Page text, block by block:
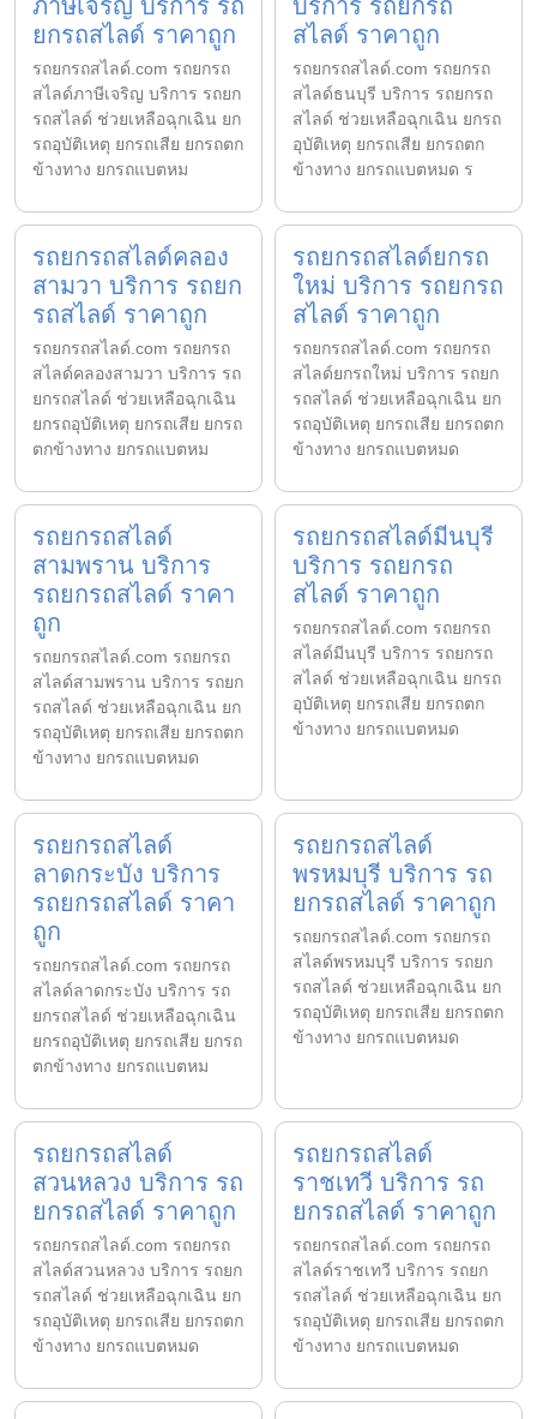
ภาษีเจริญ บริการ รถ
ยกรถสไลด์ ราคาถูก
รถยกรถสไลด์.com รถยกรถ
สไลด์ภาษีเจริญ บริการ รถยก
รถสไลด์ ช่วยเหลือฉุกเฉิน ยก
รถอุบัติเหตุ ยกรถเสีย ยกรถตก
ข้างทาง ยกรถแบตหม
บริการ รถยกรถ
สไลด์ ราคาถูก
รถยกรถสไลด์.com รถยกรถ
สไลด์ธนบุรี บริการ รถยกรถ
สไลด์ ช่วยเหลือฉุกเฉิน ยกรถ
อุบัติเหตุ ยกรถเสีย ยกรถตก
ข้างทาง ยกรถแบตหมด ร
รถยกรถสไลด์คลอง
สามวา บริการ รถยก
รถสไลด์ ราคาถูก
รถยกรถสไลด์.com รถยกรถ
สไลด์คลองสามวา บริการ รถ
ยกรถสไลด์ ช่วยเหลือฉุกเฉิน
ยกรถอุบัติเหตุ ยกรถเสีย ยกรถ
ตกข้างทาง ยกรถแบตหม
รถยกรถสไลด์ยกรถ
ใหม่ บริการ รถยกรถ
สไลด์ ราคาถูก
รถยกรถสไลด์.com รถยกรถ
สไลด์ยกรถใหม่ บริการ รถยก
รถสไลด์ ช่วยเหลือฉุกเฉิน ยก
รถอุบัติเหตุ ยกรถเสีย ยกรถตก
ข้างทาง ยกรถแบตหมด
รถยกรถสไลด์
สามพราน บริการ
รถยกรถสไลด์ ราคา
ถูก
รถยกรถสไลด์.com รถยกรถ
สไลด์สามพราน บริการ รถยก
รถสไลด์ ช่วยเหลือฉุกเฉิน ยก
รถอุบัติเหตุ ยกรถเสีย ยกรถตก
ข้างทาง ยกรถแบตหมด
รถยกรถสไลด์มีนบุรี
บริการ รถยกรถ
สไลด์ ราคาถูก
รถยกรถสไลด์.com รถยกรถ
สไลด์มีนบุรี บริการ รถยกรถ
สไลด์ ช่วยเหลือฉุกเฉิน ยกรถ
อุบัติเหตุ ยกรถเสีย ยกรถตก
ข้างทาง ยกรถแบตหมด
รถยกรถสไลด์
ลาดกระบัง บริการ
รถยกรถสไลด์ ราคา
ถูก
รถยกรถสไลด์.com รถยกรถ
สไลด์ลาดกระบัง บริการ รถ
ยกรถสไลด์ ช่วยเหลือฉุกเฉิน
ยกรถอุบัติเหตุ ยกรถเสีย ยกรถ
ตกข้างทาง ยกรถแบตหม
รถยกรถสไลด์
พรหมบุรี บริการ รถ
ยกรถสไลด์ ราคาถูก
รถยกรถสไลด์.com รถยกรถ
สไลด์พรหมบุรี บริการ รถยก
รถสไลด์ ช่วยเหลือฉุกเฉิน ยก
รถอุบัติเหตุ ยกรถเสีย ยกรถตก
ข้างทาง ยกรถแบตหมด
รถยกรถสไลด์
สวนหลวง บริการ รถ
ยกรถสไลด์ ราคาถูก
รถยกรถสไลด์.com รถยกรถ
สไลด์สวนหลวง บริการ รถยก
รถสไลด์ ช่วยเหลือฉุกเฉิน ยก
รถอุบัติเหตุ ยกรถเสีย ยกรถตก
ข้างทาง ยกรถแบตหมด
รถยกรถสไลด์
ราชเทวี บริการ รถ
ยกรถสไลด์ ราคาถูก
รถยกรถสไลด์.com รถยกรถ
สไลด์ราชเทวี บริการ รถยก
รถสไลด์ ช่วยเหลือฉุกเฉิน ยก
รถอุบัติเหตุ ยกรถเสีย ยกรถตก
ข้างทาง ยกรถแบตหมด